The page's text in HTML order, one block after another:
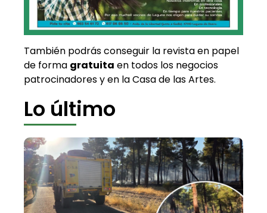
También podrás conseguir la revista en papel
de forma gratuita en todos los negocios
patrocinadores y en la Casa de las Artes.
Lo último